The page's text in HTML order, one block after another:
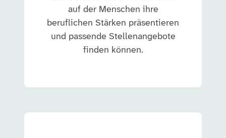
auf der Menschen ihre
beruflichen Stärken präsentieren
und passende Stellenangebote
finden können.